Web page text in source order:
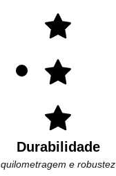
Durabilidade
quilometragem e robustez